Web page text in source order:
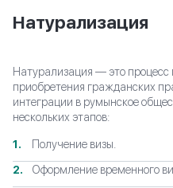
Натурализация
Натурализация — это процесс
приобретения гражданских
интеграции в румынское
нескольких этапов:
Получение визы.
Оформление временного